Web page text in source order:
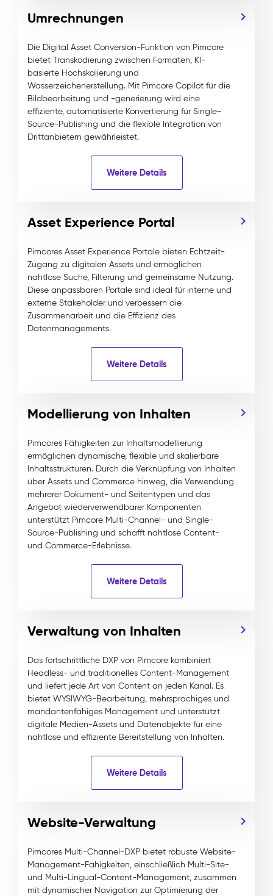
Umrechnungen
Die Digital Asset Conversion-Funktion von Pimcore
bietet Transkodierung zwischen Formaten, KI-
basierte Hochskalierung und
Wasserzeichenerstellung. Mit Pimcore Copilot für die
Bildbearbeitung und -generierung wird eine
effiziente, automatisierte Konvertierung für Single-
Source-Publishing und die flexible Integration von
Drittanbietern gewährleistet.
Weitere Details
Asset Experience Portal
Pimcores Asset Experience Portale bieten Echtzeit-
Zugang zu digitalen Assets und ermöglichen
nahtlose Suche, Filterung und gemeinsame Nutzung.
Diese anpassbaren Portale sind ideal für interne und
externe Stakeholder und verbessern die
Zusammenarbeit und die Effizienz des
Datenmanagements.
Weitere Details
Modellierung von Inhalten
Pimcores Fähigkeiten zur Inhaltsmodellierung
ermöglichen dynamische, flexible und skalierbare
Inhaltsstrukturen. Durch die Verknüpfung von Inhalten
über Assets und Commerce hinweg, die Verwendung
mehrerer Dokument- und Seitentypen und das
Angebot wiederverwendbarer Komponenten
unterstützt Pimcore Multi-Channel- und Single-
Source-Publishing und schafft nahtlose Content-
und Commerce-Erlebnisse.
Weitere Details
Verwaltung von Inhalten
Das fortschrittliche DXP von Pimcore kombiniert
Headless- und traditionelles Content-Management
und liefert jede Art von Content an jeden Kanal. Es
bietet WYSIWYG-Bearbeitung, mehrsprachiges und
mandantenfähiges Management und unterstützt
digitale Medien-Assets und Datenobjekte für eine
nahtlose und effiziente Bereitstellung von Inhalten.
Weitere Details
Website-Verwaltung
Pimcores Multi-Channel-DXP bietet robuste Website-
Management-Fähigkeiten, einschließlich Multi-Site-
und Multi-Lingual-Content-Management, zusammen
mit dynamischer Navigation zur Optimierung der